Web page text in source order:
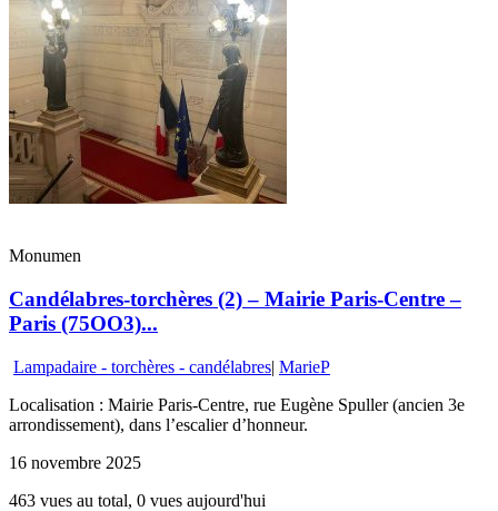
Monumen
Candélabres-torchères (2) – Mairie Paris-Centre –
Paris (75OO3)...
Lampadaire - torchères - candélabres| MarieP
Localisation : Mairie Paris-Centre, rue Eugène Spuller (ancien 3e
arrondissement), dans l’escalier d’honneur.
16 novembre 2025
463 vues au total, 0 vues aujourd'hui